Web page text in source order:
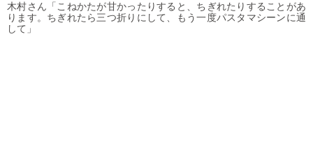
木村さん「こねかたが甘かったりすると、ちぎれたりすることがあ
ります。ちぎれたら三つ折りにして、もう一度パスタマシーンに通
して」